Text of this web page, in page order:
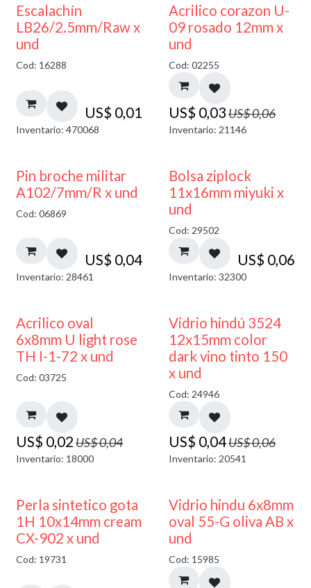
Escalachín
LB26/2.5mm/Raw x
und
Cod: 16288
US$ 0,01
Inventario: 470068
50% DESCUENTO
Acrilico corazon U-
09 rosado 12mm x
und
Cod: 02255
US$ 0,03US$0,06
Inventario: 21146
Pin broche militar
A102/7mm/R x und
Cod: 06869
US$ 0,04
Inventario: 28461
¡NUEVO!
Bolsa ziplock
11x16mm miyuki x
und
Cod: 29502
US$ 0,06
Inventario: 32300
50% DESCUENTO
Acrilico oval
6x8mm U light rose
TH I-1-72 x und
Cod: 03725
US$ 0,02US$0,04
Inventario: 18000
40% DESCUENTO
Vidrio hindú 3524
12x15mm color
dark vino tinto 150
x und
Cod: 24946
US$ 0,04US$0,06
Inventario: 20541
Perla sintetico gota
1H 10x14mm cream
CX-902 x und
Cod: 19731 50% DESCUENTO
Vidrio hindu 6x8mm
oval 55-G oliva AB x
und
Cod: 15985